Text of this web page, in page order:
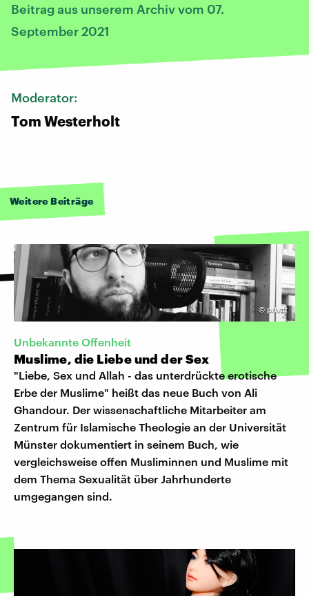
Beitrag aus unserem Archiv vom 07.
September 2021
Moderator:
Tom Westerholt
Weitere Beiträge
© privat
Unbekannte Offenheit
Muslime, die Liebe und der Sex
"Liebe, Sex und Allah - das unterdrückte erotische
Erbe der Muslime" heißt das neue Buch von Ali
Ghandour. Der wissenschaftliche Mitarbeiter am
Zentrum für Islamische Theologie an der Universität
Münster dokumentiert in seinem Buch, wie
vergleichsweise offen Musliminnen und Muslime mit
dem Thema Sexualität über Jahrhunderte
umgegangen sind.